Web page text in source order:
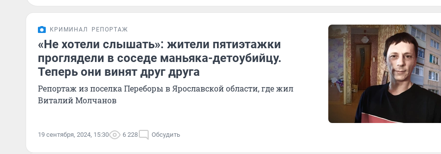
КРИМИНАЛ РЕПОРТАЖ
«Не хотели слышать»: жители пятиэтажки
проглядели в соседе маньяка-детоубийцу.
Теперь они винят друг друга
Репортаж из поселка Переборы в Ярославской области, где жил
Виталий Молчанов
19 сентября, 2024, 15:30 6 228 Обсудить